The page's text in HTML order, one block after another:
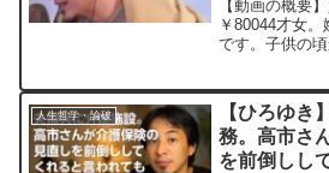
場で、嫉妬
すべき？
【動画の概要
￥80044才女
です。子供の
上女性から嫉
多いです。理
人生哲学・論破
【ひろゆき
務。高市さ
を前倒しし